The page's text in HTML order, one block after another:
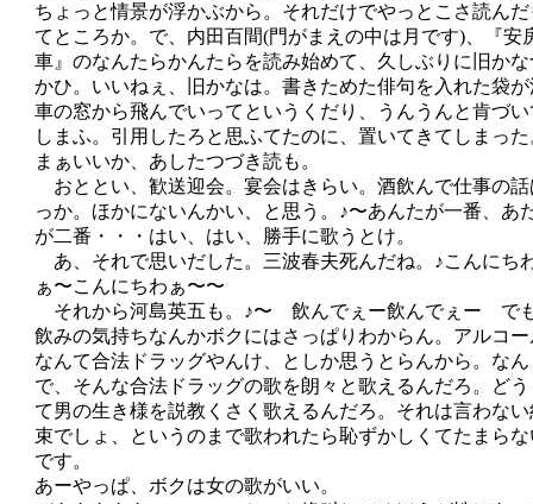
ちょっと情景が浮かぶから。それだけでやっとこさ読んだ
てところか。で、内田百間(門がまえの中は月です)、『安
車』のなんたらかんたらを読み始めて、久しぶりに旧かな
かひ。いいねぇ、旧かなは。書きためた俳句を入れた袋が
車の窓から飛んでいってというくだり、うんうんと肯づい
しまふ。引用したろと思ふてたのに、置いてきてしまった
まぁいいか、あしたつづき読も。
おととい、歓送迎会。宴会はきらい。酒飲んで仕事の話
っか。ほかにないんかい、と思う。♪〜あんたが一番、あ
が二番・・・はい、はい、勝手に歌うとけ。
あ、それで思いだした。三波春夫死んだね。♪こんにち
ぁ〜こんにちわぁ〜〜
それから河島英五も。♪〜 飲んでぇー飲んでぇー で
飲みの気持ちなんかボクにはさっぱりわからん。アルコー
なんて合法ドラッグやんけ、としか思うとらんから。なん
で、そんな合法ドラッグの歌を朗々と歌えるんだろ。どう
て男の生き様を説教くさく歌えるんだろ。それは言わない
束でしょ、というのまで歌われたら恥ずかしくてたまらな
です。
あーやっぱ、ボクは女の歌がいい。